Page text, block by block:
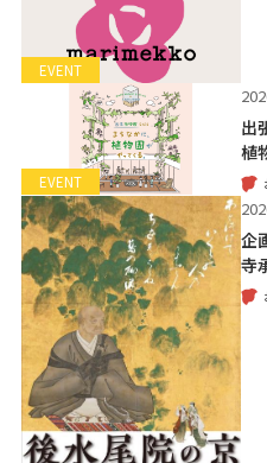
EVENT
EVENT
出
植
企
寺